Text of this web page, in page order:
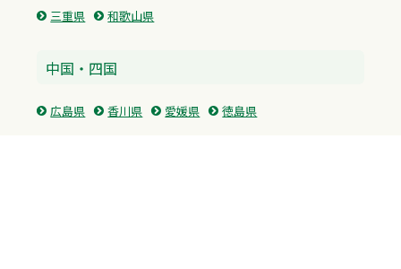
三重県
和歌山県
中国・四国
広島県 香川県 愛媛県 徳島県